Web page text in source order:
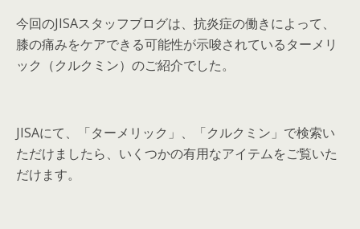
今回のJISAスタッフブログは、抗炎症の働きによって、
膝の痛みをケアできる可能性が示唆されているターメリ
ック（クルクミン）のご紹介でした。
JISAにて、「ターメリック」、「クルクミン」で検索い
ただけましたら、いくつかの有用なアイテムをご覧いた
だけます。